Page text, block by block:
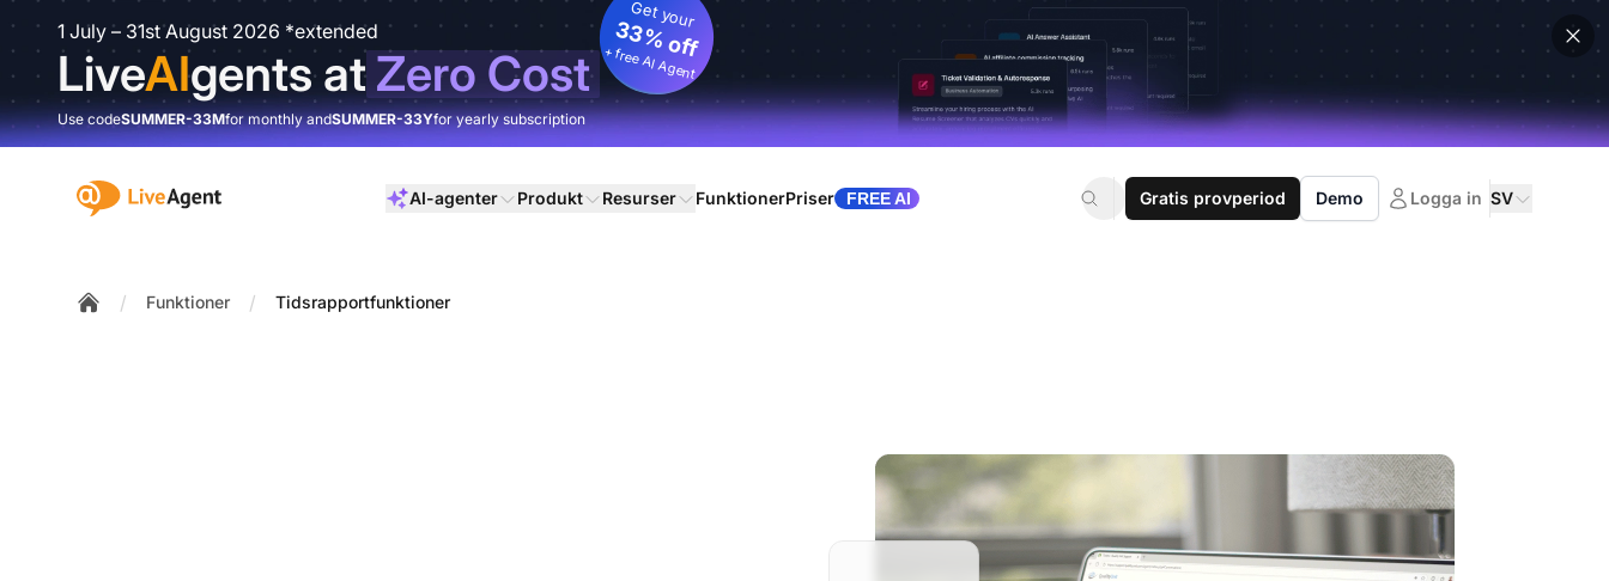
1 July – 31st August 2026 *extended
LiveAIgents atZero Cost
Get your
33% off
+ free AI Agent
Use codeSUMMER-33Mfor monthly andSUMMER-33Yfor yearly subscription
:site.title AI-agenter Produkt Resurser FunktionerPriser FREE AI Gratis provperiod Demo Logga in SV
/ Funktioner / Tidsrapportfunktioner